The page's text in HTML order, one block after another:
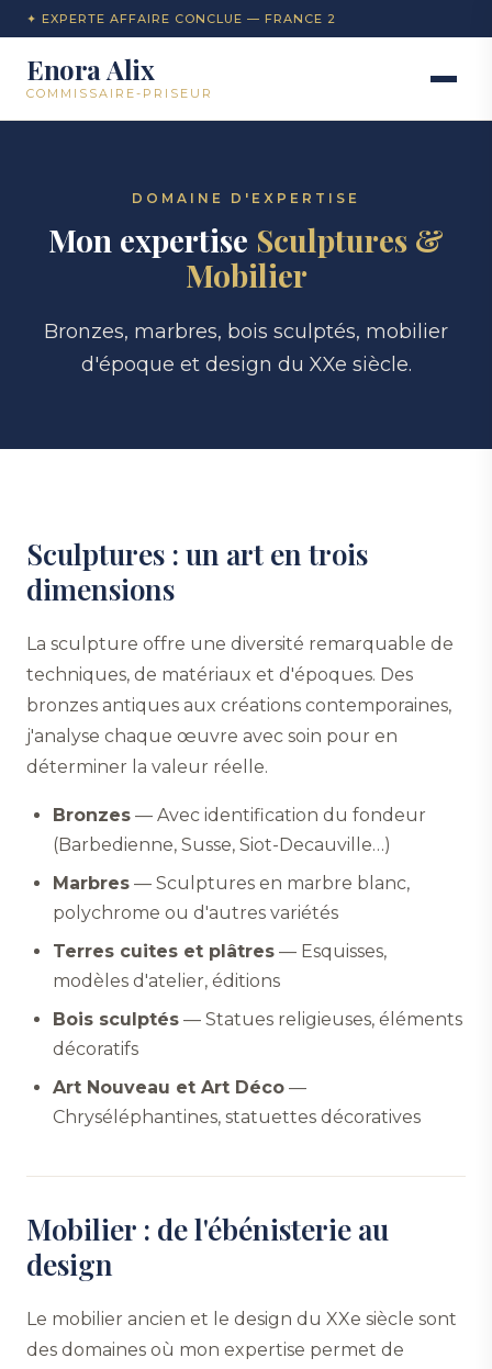
✦ EXPERTE AFFAIRE CONCLUE — FRANCE 2
Enora Alix
COMMISSAIRE-PRISEUR
DOMAINE D'EXPERTISE
Mon expertise Sculptures &
Mobilier
Bronzes, marbres, bois sculptés, mobilier
d'époque et design du XXe siècle.
Sculptures : un art en trois
dimensions
La sculpture offre une diversité remarquable de
techniques, de matériaux et d'époques. Des
bronzes antiques aux créations contemporaines,
j'analyse chaque œuvre avec soin pour en
déterminer la valeur réelle.
Bronzes — Avec identification du fondeur
(Barbedienne, Susse, Siot-Decauville…)
Marbres — Sculptures en marbre blanc,
polychrome ou d'autres variétés
Terres cuites et plâtres — Esquisses,
modèles d'atelier, éditions
Bois sculptés — Statues religieuses, éléments
décoratifs
Art Nouveau et Art Déco —
Chryséléphantines, statuettes décoratives
Mobilier : de l'ébénisterie au
design
Le mobilier ancien et le design du XXe siècle sont
des domaines où mon expertise permet de